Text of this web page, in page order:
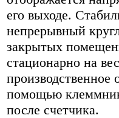
его выходе.
непрерывный
закрытых
стационарно на
помощью
после счетчика.